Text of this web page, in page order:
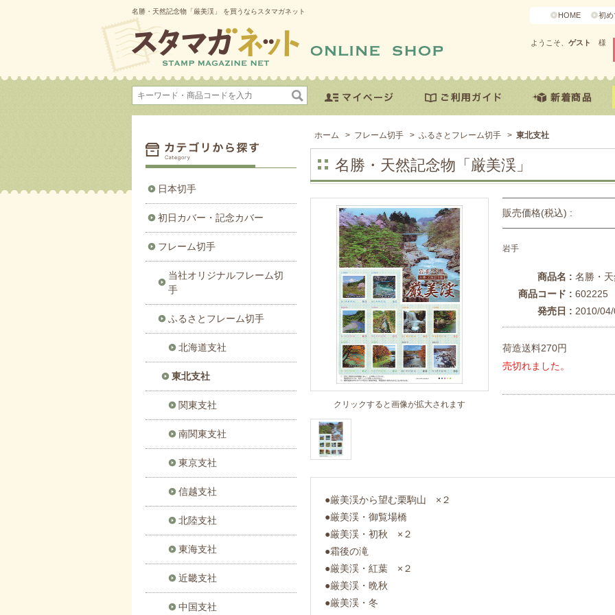
名勝・天然記念物「厳美渓」 を買うならスタマガネット HOME 初め
ようこそ、 ゲスト 様
ホーム > フレーム切手 > ふるさとフレーム切手 > 東北支社
名勝・天然記念物「厳美渓」
クリックすると画像が拡大されます
販売価格(税込) :
岩手
商品名 : 名勝・
商品コード : 602225
発売日 : 2010/
荷造送料270円
売切れました。
●厳美渓から望む栗駒山 ×２
●厳美渓・御覧場橋
●厳美渓・初秋 ×２
●霜後の滝
●厳美渓・紅葉 ×２
●厳美渓・晩秋
●厳美渓・冬
日本切手
初日カバー・記念カバー
フレーム切手
当社オリジナルフレーム切
手
ふるさとフレーム切手
北海道支社
東北支社
関東支社
南関東支社
東京支社
信越支社
北陸支社
東海支社
近畿支社
中国支社